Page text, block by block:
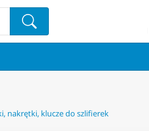
nakrętki, klucze do szlifierek